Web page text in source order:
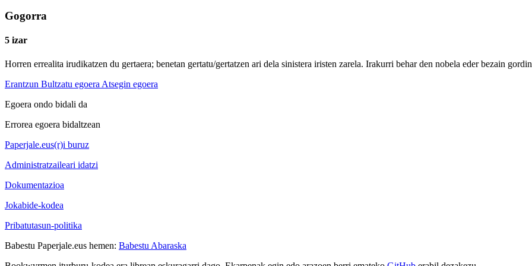
Gogorra
5 izar
Horren errealita irudikatzen du gertaera; benetan gertatu/gertatzen ari dela sinistera iristen zarela. Irakurri behar den nobela eder bezain
Erantzun Bultzatu egoera Atsegin egoera
Egoera ondo bidali da
Errorea egoera bidaltzean
Paperjale.eus(r)i buruz
Administratzaileari idatzi
Dokumentazioa
Jokabide-kodea
Pribatutasun-politika
Babestu Paperjale.eus hemen: Babestu Abaraska